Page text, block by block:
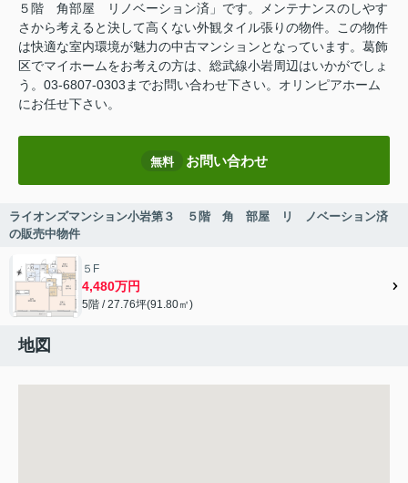
５階 角部屋 リノベーション済」です。メンテナンスのしやす
さから考えると決して高くない外観タイル張りの物件。この物件
は快適な室内環境が魅力の中古マンションとなっています。葛飾
区でマイホームをお考えの方は、総武線小岩周辺はいかがでしょ
う。03-6807-0303までお問い合わせ下さい。オリンピアホーム
にお任せ下さい。
無料 お問い合わせ
ライオンズマンション小岩第３ ５階 角 部屋 リ ノベーション済
の販売中物件
５F
4,480万円
5階 / 27.76坪(91.80㎡)
地図